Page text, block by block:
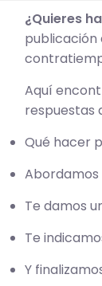
¿Quieres
publicación
Aquí
respuestas
Qué hacer
Abordamos
Te damos
Te
Y